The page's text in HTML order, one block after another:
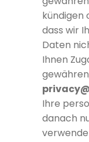
kündigen
dass wir
Daten
Ihnen
Ihre
danach